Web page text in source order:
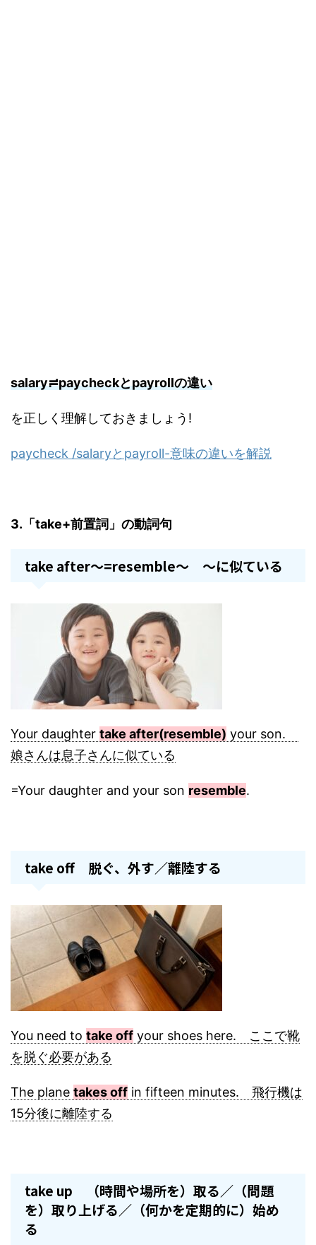
salary≓paycheckとpayrollの違い
を正しく理解しておきましょう!
paycheck /salaryとpayroll-意味の違いを解説
3.「take+前置詞」の動詞句
take after～=resemble～ ～に似ている
Your daughter take after(resemble) your son.
娘さんは息子さんに似ている
=Your daughter and your son resemble.
take off 脱ぐ、外す／離陸する
You need to take off your shoes here. ここで靴
を脱ぐ必要がある
The plane takes off in fifteen minutes. 飛行機は
15分後に離陸する
take up （時間や場所を）取る／（問題
を）取り上げる／（何かを定期的に）始め
る